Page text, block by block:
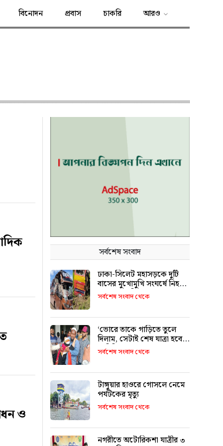
বিনোদন প্রবাস চাকরি আরও
ও
সর্বশেষ সংবাদ
ঢাকা-সিলেট মহাসড়কে দুটি
বাসের মুখোমুখি সংঘর্ষে নিহত
৯ জনের পরিচয় শনাক্ত
সর্বশেষ সংবাদ থেকে
‘ভোরে তাকে গাড়িতে তুলে
দিলাম, সেটাই শেষ যাত্রা হবে
ভাবিনি’
সর্বশেষ সংবাদ থেকে
টাঙ্গুয়ার হাওরে গোসলে নেমে
পর্যটকের মৃত্যু
সর্বশেষ সংবাদ থেকে
নগরীতে অটোরিকশা যাত্রীর ৩